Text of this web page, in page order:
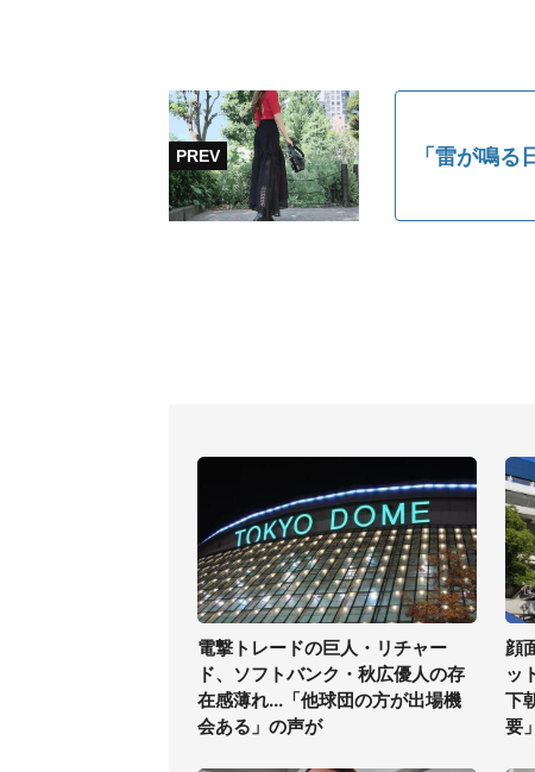
「雷が鳴
電撃トレードの巨人・リチャー
ド、ソフトバンク・秋広優人の存
在感薄れ...「他球団の方が出場機
会ある」の声が
顔
ッ
下
要